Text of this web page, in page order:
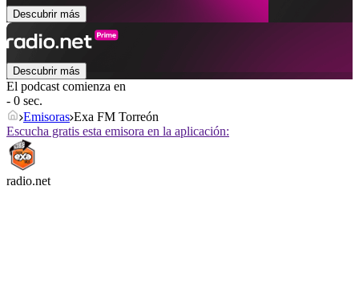
Descubrir más
Descubrir más
El podcast comienza en
- 0 sec.
Emisoras Exa FM Torreón
Escucha gratis esta emisora en la aplicación:
radio.net